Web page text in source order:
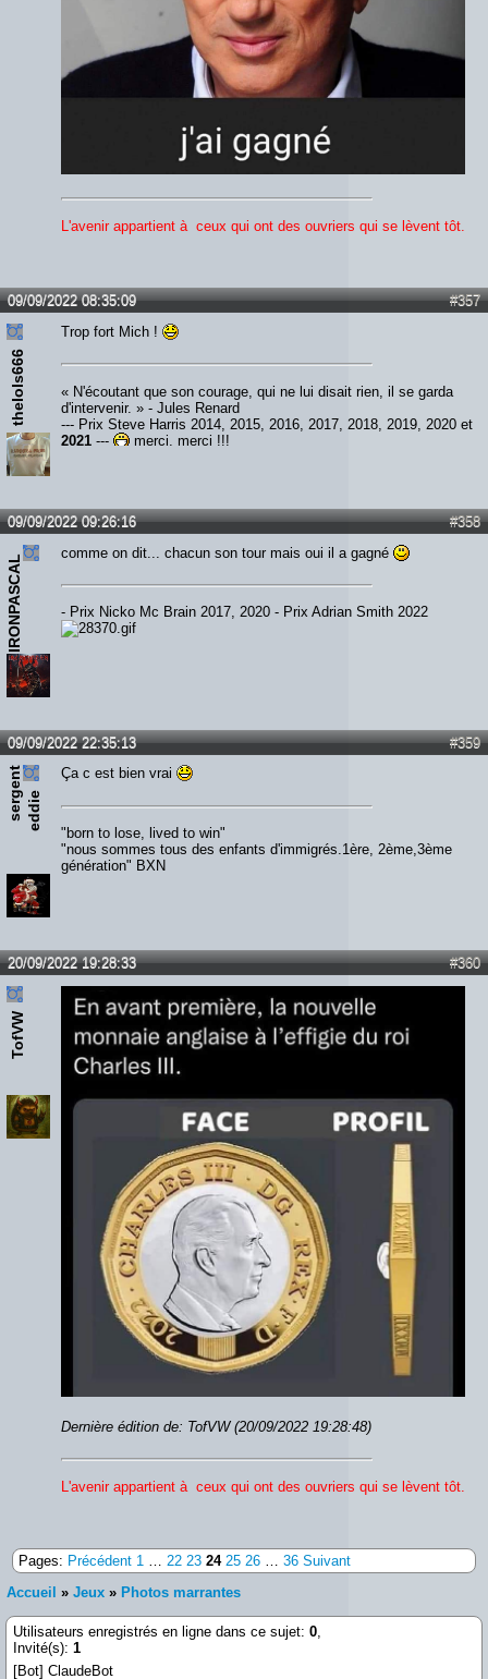
L'avenir appartient à ceux qui ont des ouvriers qui se lèvent tôt.
#357
09/09/2022 08:35:09
thelols666
Trop fort Mich !
« N'écoutant que son courage, qui ne lui disait rien, il se garda
d'intervenir. » - Jules Renard
--- Prix Steve Harris 2014, 2015, 2016, 2017, 2018, 2019, 2020 et
2021 --- merci, merci !!!
#358
09/09/2022 09:26:16
IRONPASCAL
comme on dit... chacun son tour mais oui il a gagné
- Prix Nicko Mc Brain 2017, 2020 - Prix Adrian Smith 2022
#359
09/09/2022 22:35:13
s
e
rg
e
n
t
e
d
d
ie
Ça c est bien vrai
"born to lose, lived to win"
"nous sommes tous des enfants d'immigrés.1ère, 2ème,3ème
génération" BXN
#360
20/09/2022 19:28:33
TofVW
Dernière édition de: TofVW (20/09/2022 19:28:48)
L'avenir appartient à ceux qui ont des ouvriers qui se lèvent tôt.
Pages: Précédent 1 22 23 24 25 26 36 Suivant
Accueil » Jeux » Photos marrantes
Utilisateurs enregistrés en ligne dans ce sujet: 0
Invité(s): 1
[Bot] ClaudeBot